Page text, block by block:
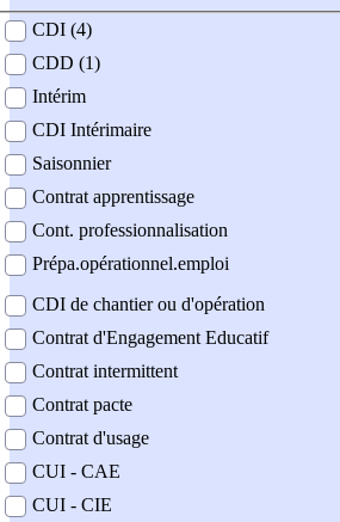
contrat
CDI (4)
CDD (1)
Intérim
CDI Intérimaire
Saisonnier
Contrat apprentissage
Cont. professionnalisation
Prépa.opérationnel.emploi
CDI de chantier ou d'opération
Contrat d'Engagement Educatif
Contrat intermittent
Contrat pacte
Contrat d'usage
CUI - CAE
CUI - CIE